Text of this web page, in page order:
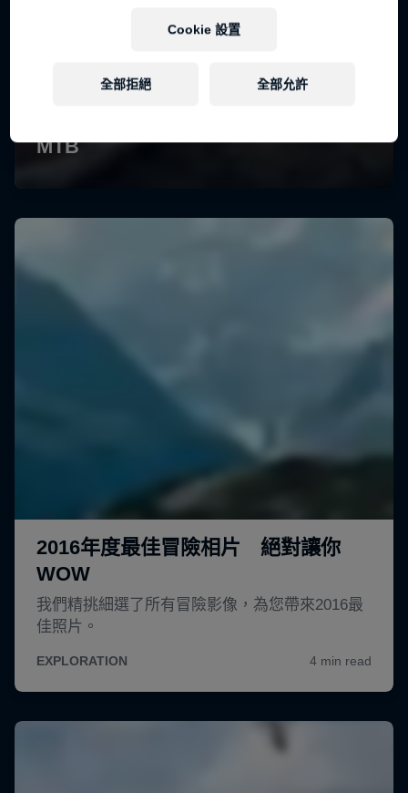
Cookie 設置
全部拒絕 全部允許